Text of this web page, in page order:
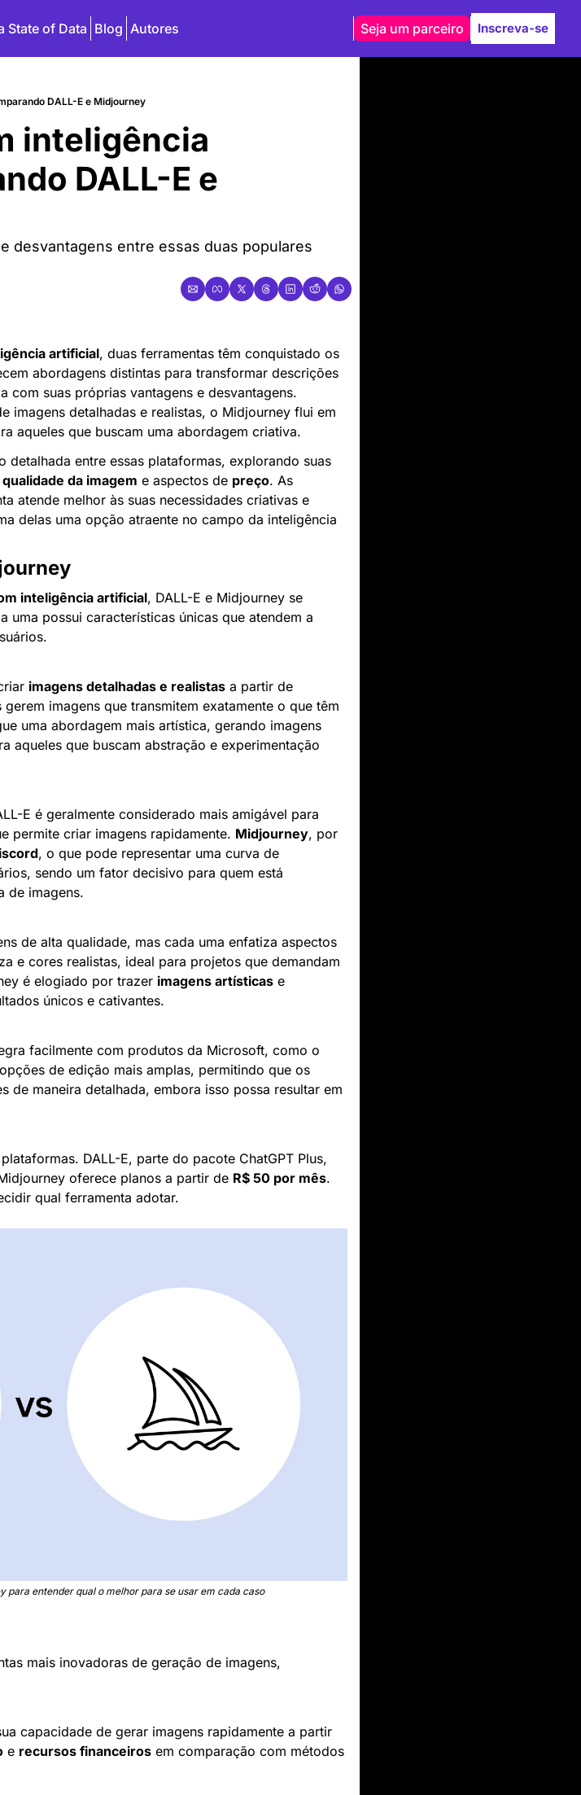
State of Data Blog Autores Seja um parceiro Inscreva-se
DALL-E e Midjourney
inteligência
DALL-E e
desvantagens entre essas duas populares
artificial, duas ferramentas têm conquistado os
abordagens distintas para transformar descrições
com suas próprias vantagens e desvantagens.
imagens detalhadas e realistas, o Midjourney flui em
aqueles que buscam uma abordagem criativa.
entre essas plataformas, explorando suas
qualidade da imagem e aspectos de preço. As
atende melhor às suas necessidades criativas e
delas uma opção atraente no campo da inteligência
inteligência artificial, DALL-E e Midjourney se
uma possui características únicas que atendem a
imagens detalhadas e realistas a partir de
imagens que transmitem exatamente o que têm
uma abordagem mais artística, gerando imagens
aqueles que buscam abstração e experimentação
E é geralmente considerado mais amigável para
permite criar imagens rapidamente. Midjourney, por
, o que pode representar uma curva de
sendo um fator decisivo para quem está
de imagens.
de alta qualidade, mas cada uma enfatiza aspectos
e cores realistas, ideal para projetos que demandam
é elogiado por trazer imagens artísticas e
únicos e cativantes.
facilmente com produtos da Microsoft, como o
de edição mais amplas, permitindo que os
de maneira detalhada, embora isso possa resultar em
DALL-E, parte do pacote ChatGPT Plus,
oferece planos a partir de R$ 50 por mês.
qual ferramenta adotar.
para entender qual o melhor para se usar em cada caso
mais inovadoras de geração de imagens,
capacidade de gerar imagens rapidamente a partir
e recursos financeiros em comparação com métodos